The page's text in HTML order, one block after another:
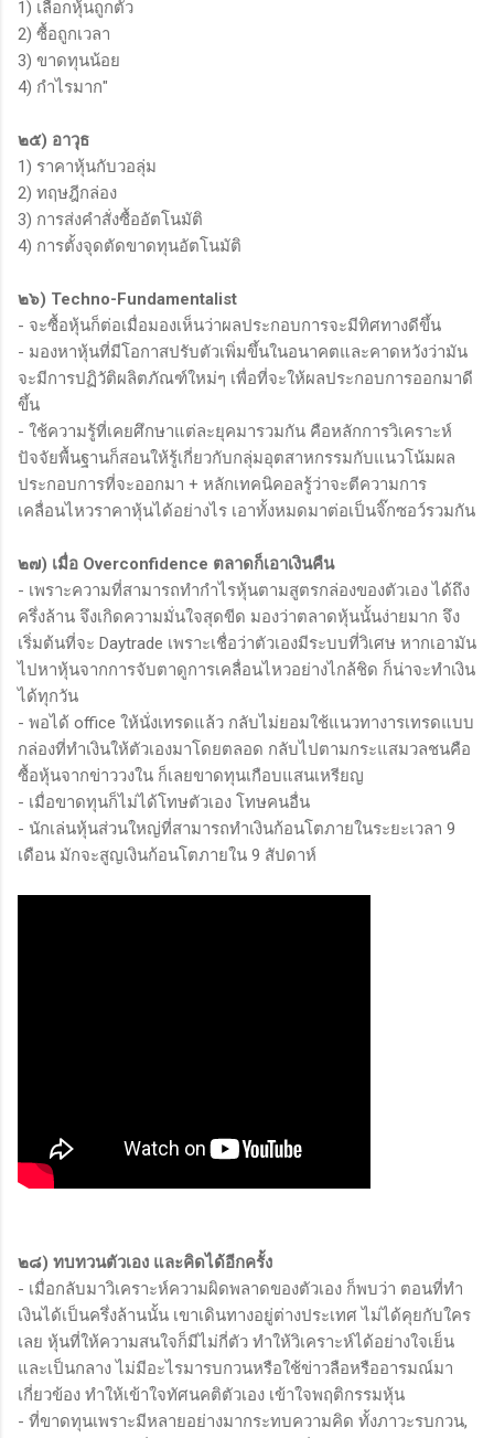
1) เลือกหุ้นถูกตัว
2) ซื้อถูกเวลา
3) ขาดทุนน้อย
4) กำไรมาก"
๒๕) อาวุธ
1) ราคาหุ้นกับวอลุ่ม
2) ทฤษฎีกล่อง
3) การส่งคำสั่งซื้ออัตโนมัติ
4) การตั้งจุดตัดขาดทุนอัตโนมัติ
๒๖) Techno-Fundamentalist
- จะซื้อหุ้นก็ต่อเมื่อมองเห็นว่าผลประกอบการจะมีทิศทางดีขึ้น
- มองหาหุ้นที่มีโอกาสปรับตัวเพิ่มขึ้นในอนาคตและคาดหวังว่ามัน
จะมีการปฏิวัติผลิตภัณฑ์ใหม่ๆ เพื่อที่จะให้ผลประกอบการออกมาดี
ขึ้น
- ใช้ความรู้ที่เคยศึกษาแต่ละยุคมารวมกัน คือหลักการวิเคราะห์
ปัจจัยพื้นฐานก็สอนให้รู้เกี่ยวกับกลุ่มอุตสาหกรรมกับแนวโน้มผล
ประกอบการที่จะออกมา + หลักเทคนิคอลรู้ว่าจะตีความการ
เคลื่อนไหวราคาหุ้นได้อย่างไร เอาทั้งหมดมาต่อเป็นจิ๊กซอว์รวมกัน
๒๗) เมื่อ Overconfidence ตลาดก็เอาเงินคืน
- เพราะความที่สามารถทำกำไรหุ้นตามสูตรกล่องของตัวเอง ได้ถึง
ครึ่งล้าน จึงเกิดความมั่นใจสุดขีด มองว่าตลาดหุ้นนั้นง่ายมาก จึง
เริ่มต้นที่จะ Daytrade เพราะเชื่อว่าตัวเองมีระบบที่วิเศษ หากเอามัน
ไปหาหุ้นจากการจับตาดูการเคลื่อนไหวอย่างไกล้ชิด ก็น่าจะทำเงิน
ได้ทุกวัน
- พอได้ office ให้นั่งเทรดแล้ว กลับไม่ยอมใช้แนวทางารเทรดแบบ
กล่องที่ทำเงินให้ตัวเองมาโดยตลอด กลับไปตามกระแสมวลชนคือ
ซื้อหุ้นจากข่าววงใน ก็เลยขาดทุนเกือบแสนเหรียญ
- เมื่อขาดทุนก็ไม่ได้โทษตัวเอง โทษคนอื่น
- นักเล่นหุ้นส่วนใหญ่ที่สามารถทำเงินก้อนโตภายในระยะเวลา 9
เดือน มักจะสูญเงินก้อนโตภายใน 9 สัปดาห์
๒๘) ทบทวนตัวเอง และคิดได้อีกครั้ง
- เมื่อกลับมาวิเคราะห์ความผิดพลาดของตัวเอง ก็พบว่า ตอนที่ทำ
เงินได้เป็นครึ่งล้านนั้น เขาเดินทางอยู่ต่างประเทศ ไม่ได้คุยกับใคร
เลย หุ้นที่ให้ความสนใจก็มีไม่กี่ตัว ทำให้วิเคราะห์ได้อย่างใจเย็น
และเป็นกลาง ไม่มีอะไรมารบกวนหรือใช้ข่าวลือหรืออารมณ์มา
เกี่ยวข้อง ทำให้เข้าใจทัศนคติตัวเอง เข้าใจพฤติกรรมหุ้น
- ที่ขาดทุนเพราะมีหลายอย่างมากระทบความคิด ทั้งภาวะรบกวน,